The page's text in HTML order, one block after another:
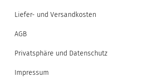
Liefer- und Versandkosten
AGB
Privatsphäre und Datenschutz
Impressum